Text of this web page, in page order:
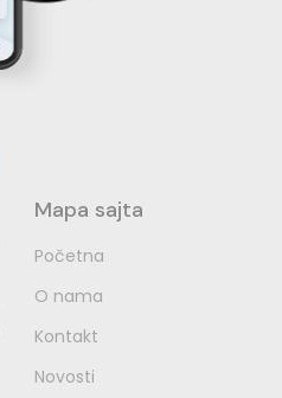
Mapa sajta
Početna
O nama
Kontakt
Novosti